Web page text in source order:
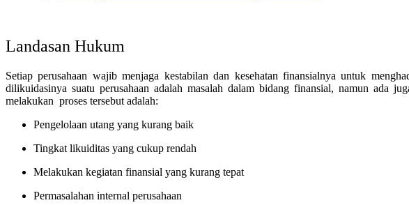
Landasan Hukum
Setiap perusahaan wajib menjaga kestabilan dan kesehatan finansialnya untuk
dilikuidasinya suatu perusahaan adalah masalah dalam bidang finansial, namun ada
melakukan proses tersebut adalah:
Pengelolaan utang yang kurang baik
Tingkat likuiditas yang cukup rendah
Melakukan kegiatan finansial yang kurang tepat
Permasalahan internal perusahaan